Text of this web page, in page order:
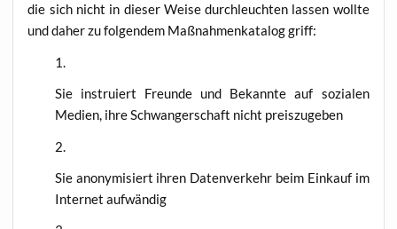
die sich nicht in die­ser Wei­se durch­leuch­ten las­sen woll­te
und daher zu fol­gen­dem Maß­nah­men­ka­ta­log griff:
Sie instru­iert Freun­de und Bekann­te auf sozia­len
Medi­en, ihre Schwan­ger­schaft nicht preiszugeben
Sie anony­mi­siert ihren Daten­ver­kehr beim Ein­kauf im
Inter­net aufwändig